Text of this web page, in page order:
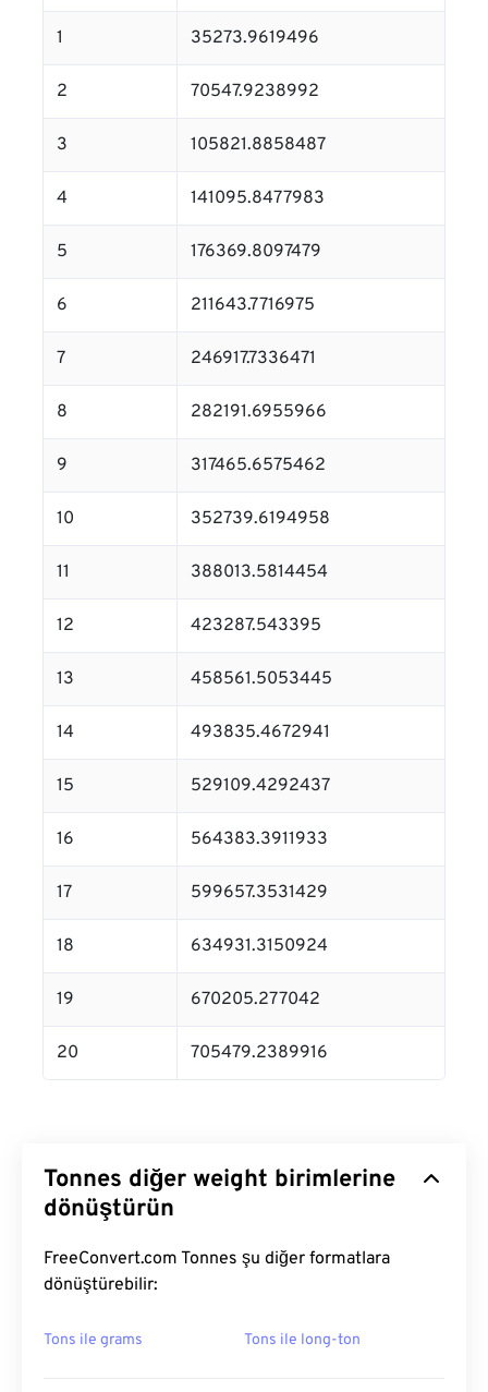
1 35273.9619496
2 70547.9238992
3 105821.8858487
4 141095.8477983
5 176369.8097479
6 211643.7716975
7 246917.7336471
8 282191.6955966
9 317465.6575462
10 352739.6194958
11 388013.5814454
12 423287.543395
13 458561.5053445
14 493835.4672941
15 529109.4292437
16 564383.3911933
17 599657.3531429
18 634931.3150924
19 670205.277042
20 705479.2389916
Tonnes diğer weight birimlerine
dönüştürün
FreeConvert.com Tonnes şu diğer formatlara
dönüştürebilir:
Tons ile grams Tons ile long-ton